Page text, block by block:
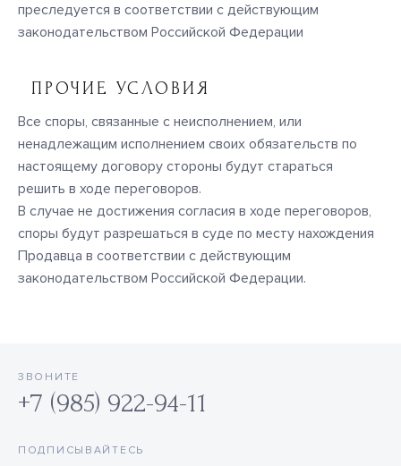
преследуется в соответствии с действующим
законодательством Российской Федерации
ПРОЧИЕ УСЛОВИЯ
Все споры, связанные с неисполнением, или
ненадлежащим исполнением своих обязательств по
настоящему договору стороны будут стараться
решить в ходе переговоров.
В случае не достижения согласия в ходе переговоров,
споры будут разрешаться в суде по месту нахождения
Продавца в соответствии с действующим
законодательством Российской Федерации.
ЗВОНИТЕ
+7 (985) 922-94-11
ПОДПИСЫВАЙТЕСЬ